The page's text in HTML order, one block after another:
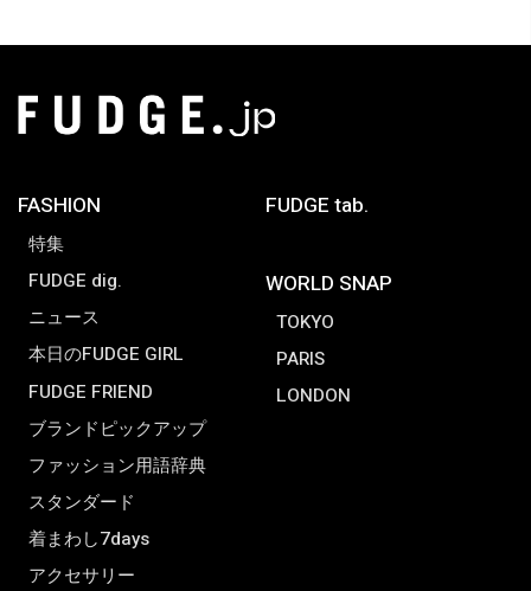
FASHION
特集
FUDGE dig.
ニュース
本日のFUDGE GIRL
FUDGE FRIEND
ブランドピックアップ
ファッション用語辞典
スタンダード
着まわし7days
アクセサリー
FUDGE tab.
WORLD SNAP
TOKYO
PARIS
LONDON